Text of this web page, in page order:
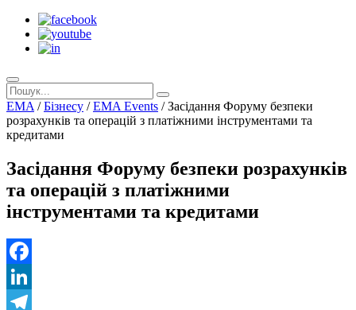
EMA /Бізнесу /EMA Events /Засідання Форуму безпеки
розрахунків та операцій з платіжними інструментами та
кредитами
Засідання Форуму безпеки розрахунків
та операцій з платіжними
інструментами та кредитами
Facebook
LinkedIn